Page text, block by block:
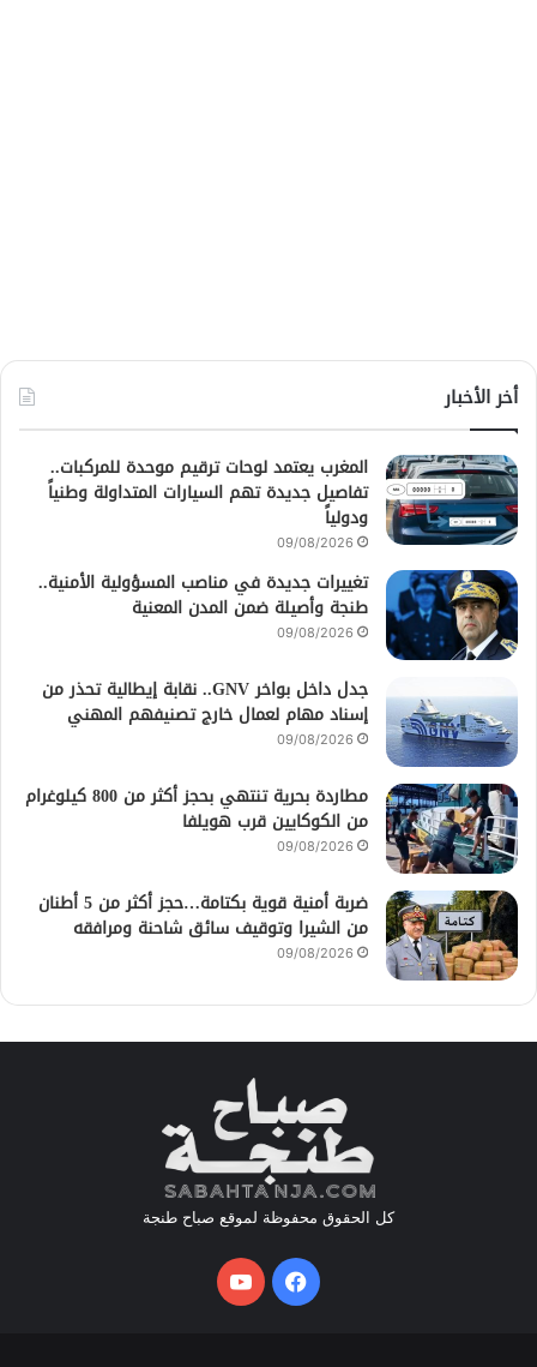
أخر الأخبار
المغرب يعتمد لوحات ترقيم موحدة للمركبات..
تفاصيل جديدة تهم السيارات المتداولة وطنياً
ودولياً
09/08/2026
تغييرات جديدة في مناصب المسؤولية الأمنية..
طنجة وأصيلة ضمن المدن المعنية
09/08/2026
جدل داخل بواخر GNV.. نقابة إيطالية تحذر من
إسناد مهام لعمال خارج تصنيفهم المهني
09/08/2026
مطاردة بحرية تنتهي بحجز أكثر من 800 كيلوغرام
من الكوكايين قرب هويلفا
09/08/2026
ضربة أمنية قوية بكتامة…حجز أكثر من 5 أطنان
من الشيرا وتوقيف سائق شاحنة ومرافقه
09/08/2026
كل الحقوق محفوظة لموقع صباح طنجة
فيسبوكيوتيوب